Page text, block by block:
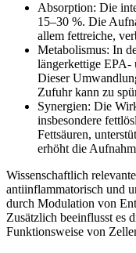
Absorption: Die
15–30 %. Die
allem fettreiche,
Metabolismus: In
längerkettige EPA-
Dieser
Zufuhr kann zu
Synergien: Die
insbesondere
Fettsäuren,
erhöht die
Wissenschaftlich
antiinflammatorisch und
durch Modulation von
Zusätzlich beeinflusst es
Funktionsweise von